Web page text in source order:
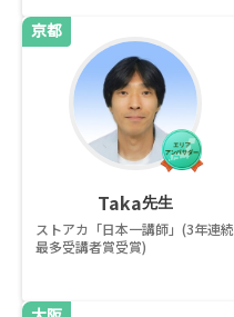
京都
Taka先生
ストアカ「日本一講師」(3年連続
最多受講者賞受賞)